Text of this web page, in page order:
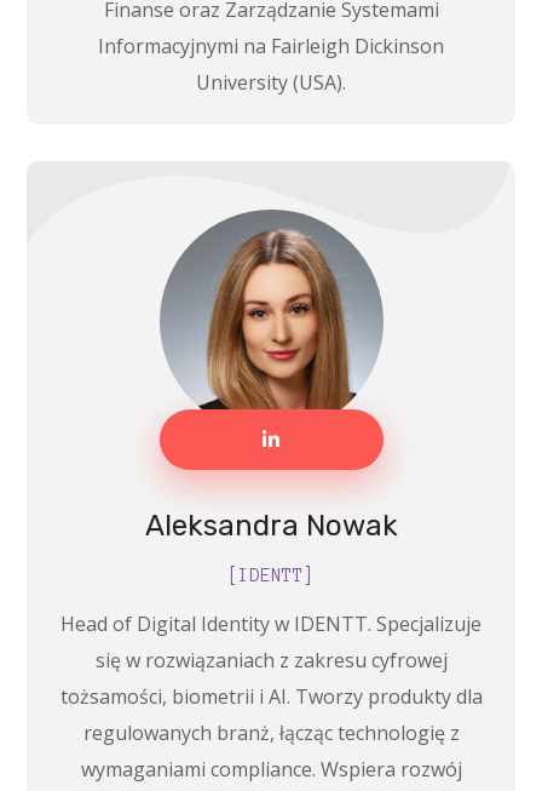
Finanse oraz Zarządzanie Systemami
Informacyjnymi na Fairleigh Dickinson
University (USA).
Aleksandra Nowak
[IDENTT]
Head of Digital Identity w IDENTT. Specjalizuje
się w rozwiązaniach z zakresu cyfrowej
tożsamości, biometrii i AI. Tworzy produkty dla
regulowanych branż, łącząc technologię z
wymaganiami compliance. Wspiera rozwój